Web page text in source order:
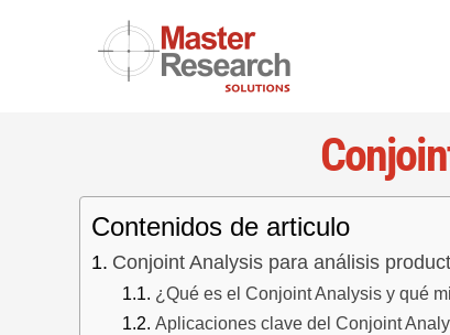
Contenidos de articulo
Conjoint Analysis para análisis
¿Qué es el Conjoint Analysis y qué
Aplicaciones clave del Conjoint